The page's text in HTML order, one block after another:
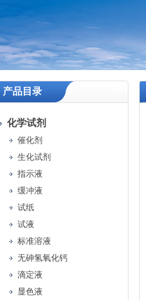
产品目录
化学试剂
催化剂
生化试剂
指示液
缓冲液
试纸
试液
标准溶液
无砷氢氧化钙
滴定液
显色液